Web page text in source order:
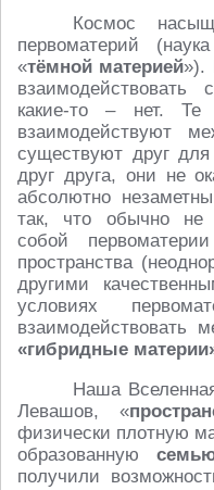
Космос
первоматерий
«тёмной материей»).
взаимодействовать
какие-то – нет. Те
взаимодействуют
существуют друг
друг друга, они не
абсолютно
так, что обычно не
собой
пространства
другими
условиях
взаимодействовать
«гибридные
Наша
Левашов, «
физически плотную
образованную
получили